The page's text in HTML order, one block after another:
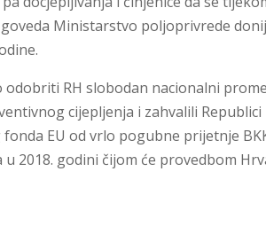
Ministarstvo poljoprivrede
RH slobodan nacionalni
cijepljenja i zahvalili
EU od vrlo pogubne prijetnje
2018. godini čijom će provedbom